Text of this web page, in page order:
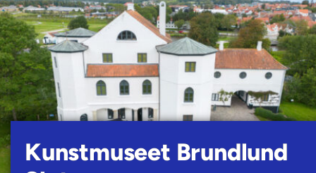
Kunstmuseet Brundlund